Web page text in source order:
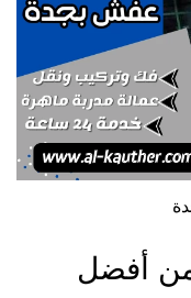
أفضل